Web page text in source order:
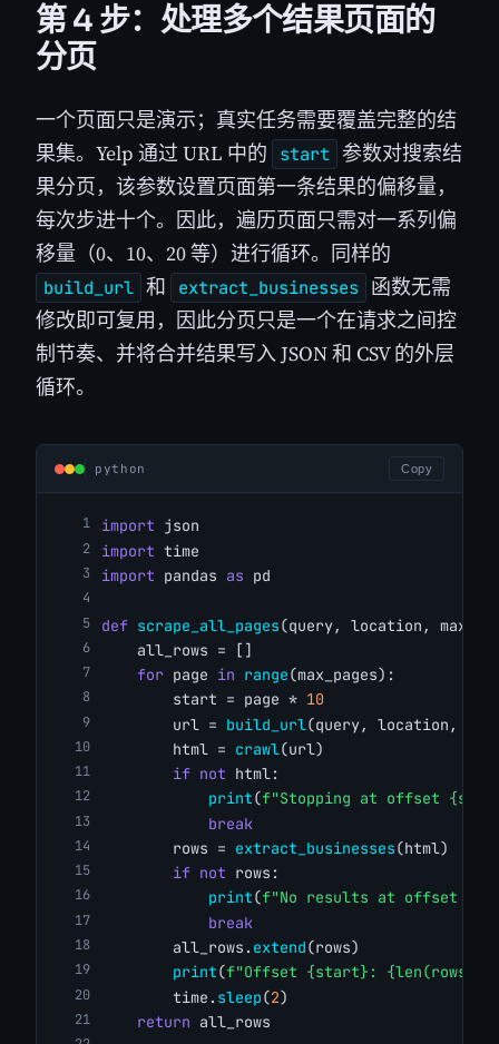
第 4 步：处理多个结果页面的
分页
一个页面只是演示；真实任务需要覆盖完整的结
果集。Yelp 通过 URL 中的
start
参数对搜索结
果分页，该参数设置页面第一条结果的偏移量，
每次步进十个。因此，遍历页面只需对一系列偏
移量（0、10、20 等）进行循环。同样的
build_url 和 extract_businesses
函数无需
修改即可复用，因此分页只是一个在请求之间控
制节奏、并将合并结果写入 JSON 和 CSV 的外层
循环。
python Copy
import json
import time
import pandas as pd
def scrape_all_pages(query, location,
    all_rows = []
for page in range(max_pages):
        start = page *
10
        url =
build_url(query, location,
        html =
crawl(url)
if not html:
print(f"Stopping at offset
break
        rows =
extract_businesses(html)
if not rows:
print(f"No results at offset
break
        all_rows.
extend(rows)
print(f"Offset {start}: {len(rows)}
        time.
sleep(2)
return all_rows